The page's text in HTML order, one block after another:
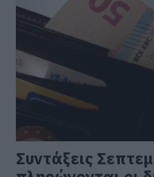
Συντάξεις